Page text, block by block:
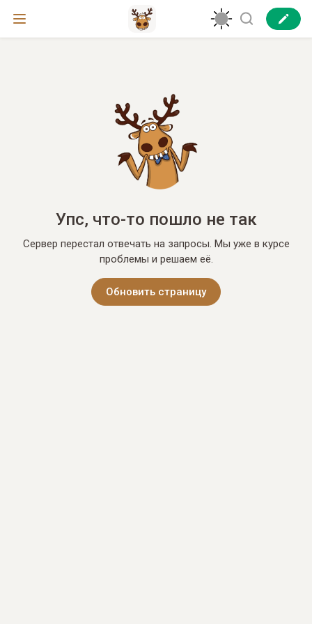
Упс, что-то пошло не так
Сервер перестал отвечать на запросы. Мы уже в курсе
проблемы и решаем её.
Обновить страницу